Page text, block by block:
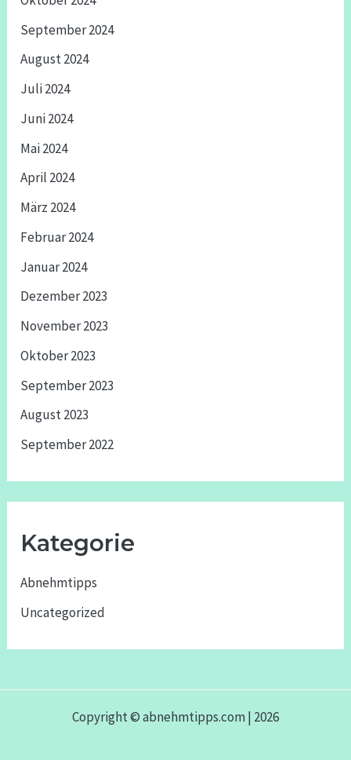
September 2024
August 2024
Juli 2024
Juni 2024
Mai 2024
April 2024
März 2024
Februar 2024
Januar 2024
Dezember 2023
November 2023
Oktober 2023
September 2023
August 2023
September 2022
Kategorie
Abnehmtipps
Uncategorized
Copyright © abnehmtipps.com | 2026